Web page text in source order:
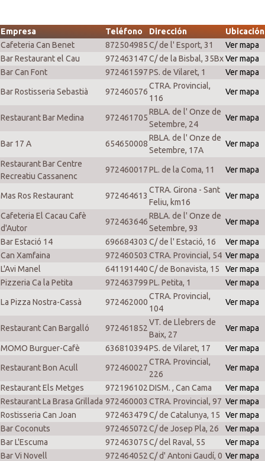
Empresa Teléfono Dirección
Ubicación
Cafeteria Can Benet
872504985C/ de l' Esport, 31
Ver mapa
Bar Restaurant el Cau
972463147C/ de la Bisbal, 35BxVer mapa
Bar Can Font
972461597PS. de Vilaret, 1 Ver mapa
Bar Rostisseria Sebastià 972460576
CTRA. Provincial,
116
Ver mapa
Restaurant Bar Medina 972461705
RBLA. de l' Onze de
Setembre, 24
Ver mapa
Bar 17 A 654650008
RBLA. de l' Onze de
Setembre, 17A
Ver mapa
Restaurant Bar Centre
Recreatiu Cassanenc
972460017PL. de la Coma, 11 Ver mapa
Mas Ros Restaurant 972464613
CTRA. Girona - Sant
Feliu, km16
Ver mapa
Cafeteria El Cacau Cafè
d'Autor
972463646
RBLA. de l' Onze de
Setembre, 93
Ver mapa
Bar Estació 14 696684303 C/ de l' Estació, 16
Ver mapa
Can Xamfaina
972460503 CTRA. Provincial, 54 Ver mapa
L'Avi Manel
641191440C/ de Bonavista, 15
Ver mapa
Pizzeria Ca la Petita
972463799PL. Petita, 1 Ver mapa
La Pizza Nostra-Cassà 972462000
CTRA. Provincial,
104
Ver mapa
Restaurant Can Bargalló 972461852
VT. de Llebrers de
Baix, 27
Ver mapa
MOMO Burguer-Cafè 636810394PS. de Vilaret, 17 Ver mapa
Restaurant Bon Acull 972460027
CTRA. Provincial,
226
Ver mapa
Restaurant Els Metges 972196102DISM. , Can Cama
Ver mapa
Restaurant La Brasa Grillada 972460003 CTRA. Provincial, 97 Ver mapa
Rostisseria Can Joan
972463479C/ de Catalunya, 15
Ver mapa
Bar Coconuts
972465072C/ de Josep Pla, 26
Ver mapa
Bar L'Escuma
972463075C/ del Raval, 55
Ver mapa
Bar Vi Novell
972464052C/ d' Antoni Gaudí, 0 Ver mapa